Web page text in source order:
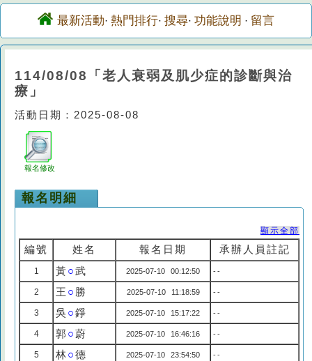
最新活動· 熱門排行· 搜尋· 功能說明 · 留言
114/08/08「老人衰弱及肌少症的診斷與治
療」
活動日期：2025-08-08
報名修改
報名明細
顯示全部
編號 姓名 報名日期 承辦人員註記
1 黃○武 2025-07-10 00:12:50 --
2 王 ○ 勝 2025-07-10 11:18:59 --
3 吳 ○錚 2025-07-10 15:17:22 --
4 郭 ○蔚 2025-07-10 16:46:16 --
5 林○德 2025-07-10 23:54:50 --